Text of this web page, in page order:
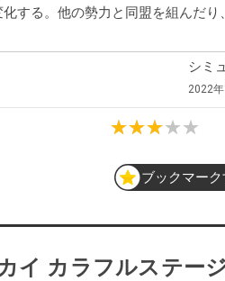
する。他の勢力と同盟を組んだ
シミ
2022
ブックマーク
イ カラフルステー